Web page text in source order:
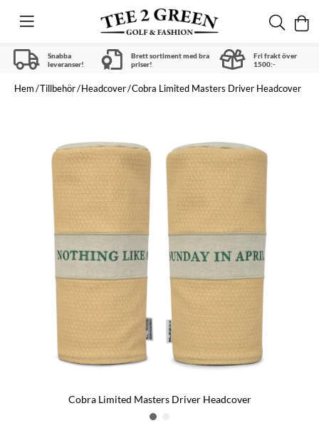
Snabba
leveranser!
Brett sortiment med bra
priser!
Fri frakt över
1500:-
Hem Tillbehör Headcover Cobra Limited Masters Driver Headcover
Cobra Limited Masters Driver Headcover